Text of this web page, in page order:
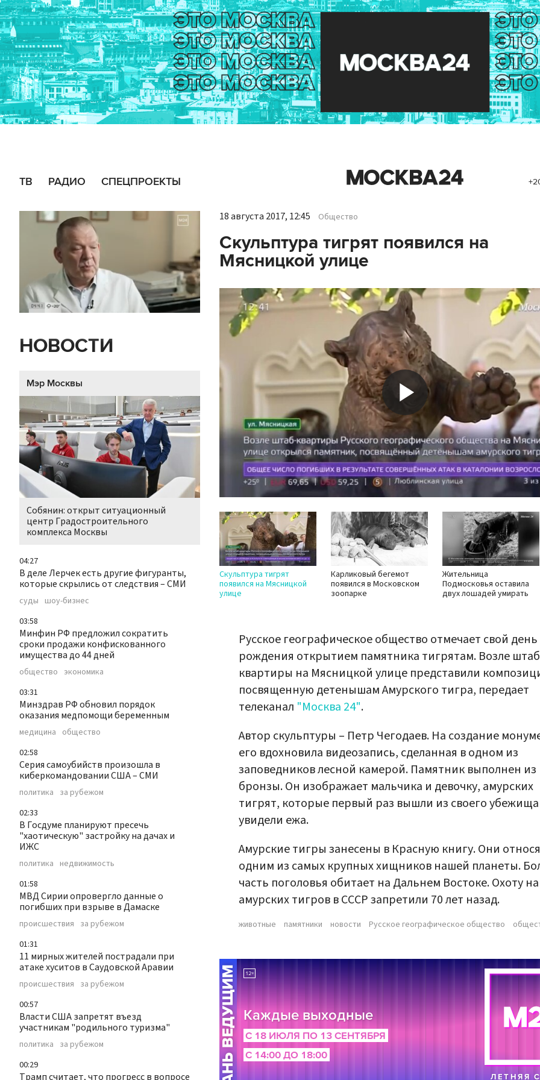
ТВ РАДИО СПЕЦПРОЕКТЫ
НОВОСТИ
Мэр Москвы
Собянин: открыт ситуационный
центр Градостроительного
комплекса Москвы
04:27
В деле Лерчек есть другие фигуранты,
которые скрылись от следствия – СМИ
суды шоу-бизнес
03:58
Минфин РФ предложил сократить
сроки продажи конфискованного
имущества до 44 дней
общество экономика
03:31
Минздрав РФ обновил порядок
оказания медпомощи беременным
медицина общество
02:58
Серия самоубийств произошла в
киберкомандовании США – СМИ
политика за рубежом
02:33
В Госдуме планируют пресечь
"хаотическую" застройку на дачах и
ИЖС
политика недвижимость
01:58
МВД Сирии опровергло данные о
погибших при взрыве в Дамаске
происшествия за рубежом
01:31
11 мирных жителей пострадали при
атаке хуситов в Саудовской Аравии
происшествия за рубежом
00:57
Власти США запретят въезд
участникам "родильного туризма"
политика за рубежом
00:29
Трамп считает, что прогресс в вопросе
18 августа 2017, 12:45 Общество
Скульптура тигрят появился на
Мясницкой улице
Play
Video
Скульптура тигрят
появился на Мясницкой
улице
Карликовый бегемот
появился в Московском
зоопарке
Жительница
Подмосковья оставила
двух лошадей умирать
Русское географическое общество отмечает свой день
рождения открытием памятника тигрятам. Возле
квартиры на Мясницкой улице представили
посвященную детенышам Амурского тигра, передает
телеканал "Москва 24".
Автор скульптуры – Петр Чегодаев. На создание
его вдохновила видеозапись, сделанная в одном из
заповедников лесной камерой. Памятник выполнен из
бронзы. Он изображает мальчика и девочку, амурских
тигрят, которые первый раз вышли из своего
увидели ежа.
Амурские тигры занесены в Красную книгу. Они
одним из самых крупных хищников нашей планеты.
часть поголовья обитает на Дальнем Востоке. Охоту на
амурских тигров в СССР запретили 70 лет назад.
животные памятники новости Русское географическое общество